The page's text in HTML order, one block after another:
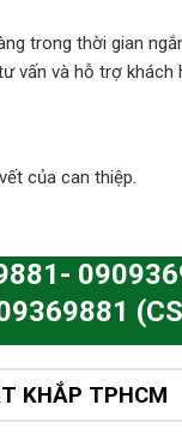
trong thời gian
vấn và hỗ trợ
của can thiệp.
KHẮP TPHCM